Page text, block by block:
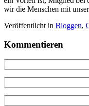
wir die Menschen mit
Veröffentlicht in Bloggen,
Kommentieren